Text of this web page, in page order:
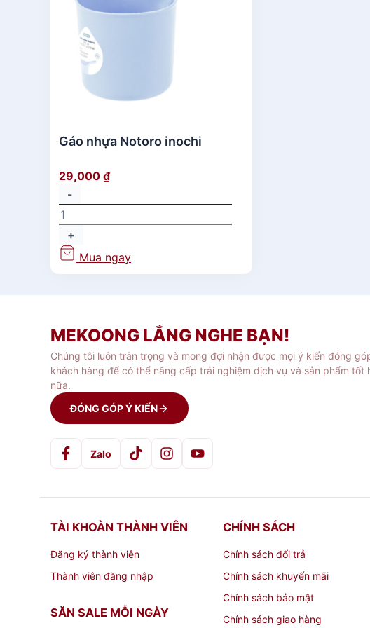
Gáo nhựa Notoro inochi
29,000 ₫
-
+
Mua ngay
MEKOONG LẮNG NGHE BẠN!
Chúng tôi luôn trân trọng và mong đợi nhận được mọi ý kiến đóng
khách hàng để có thể nâng cấp trải nghiệm dịch vụ và sản phẩm tốt
nữa.
ĐÓNG GÓP Ý KIẾN
Zalo
TÀI KHOÀN THÀNH VIÊN
Đăng ký thành viên
Thành viên đăng nhập
SĂN SALE MỖI NGÀY
CHÍNH SÁCH
Chính sách đổi trả
Chính sách khuyến mãi
Chính sách bảo mật
Chính sách giao hàng